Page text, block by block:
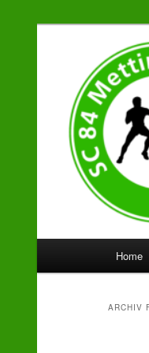
Zum
Zum
Home
ARCHIV